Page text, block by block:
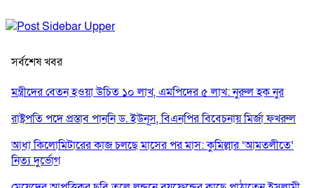
সর্বশেষ খবর
মন্ত্রীদের বেতন হওয়া উচিত ১০ লাখ, এমপিদের ৫ লাখ: নুরুল হক নুর
রাষ্ট্রপতি পদে প্রস্তাব পাননি ড. ইউনূস, বিএনপির বিবেচনায় মির্জা ফখরুল
আধা কিলোমিটারের কাজ চলছে মাসের পর মাস: কুমিল্লার ‘আমতলীতে’
নিত্য দুর্ভোগ